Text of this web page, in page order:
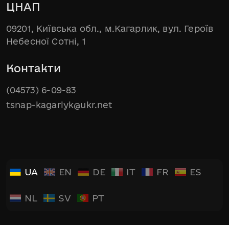
ЦНАП
09201, Київська обл., м.Кагарлик, вул. Героїв
Небесної Сотні, 1
Контакти
(04573) 6-09-83
tsnap-kagarlyk@ukr.net
UA EN DE IT FR ES
NL SV PT